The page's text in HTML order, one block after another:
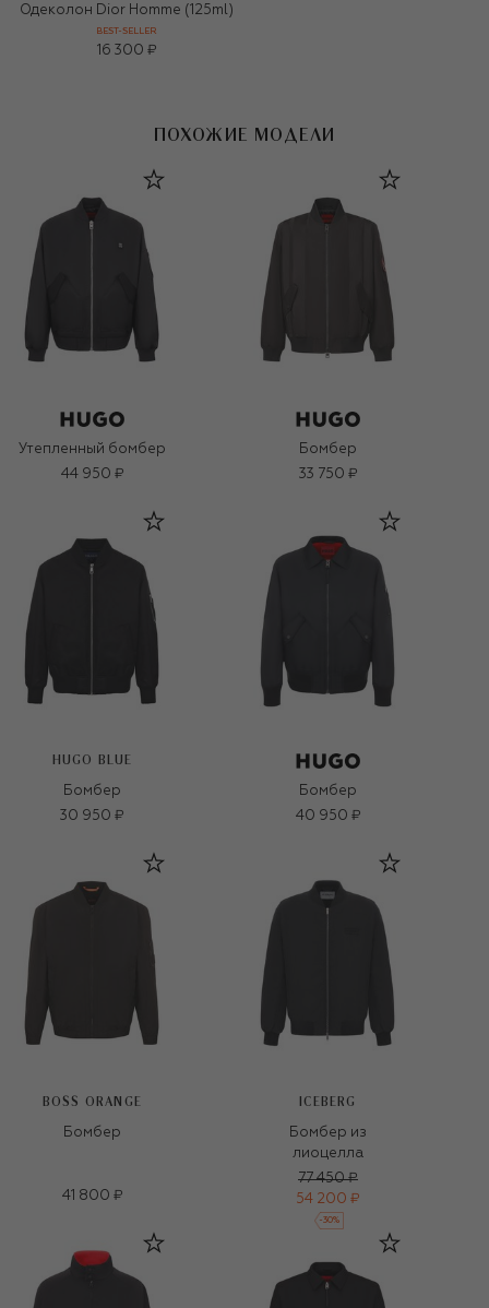
Одеколон Dior Homme (125ml)
BEST-SELLER
16 300 ₽
ПОХОЖИЕ МОДЕЛИ
Утепленный бомбер
44 950 ₽
Бомбер
33 750 ₽
HUGO BLUE
Бомбер
30 950 ₽
Бомбер
40 950 ₽
BOSS ORANGE
Бомбер
41 800 ₽
ICEBERG
Бомбер из
лиоцелла
77 450 ₽
54 200 ₽
-30%